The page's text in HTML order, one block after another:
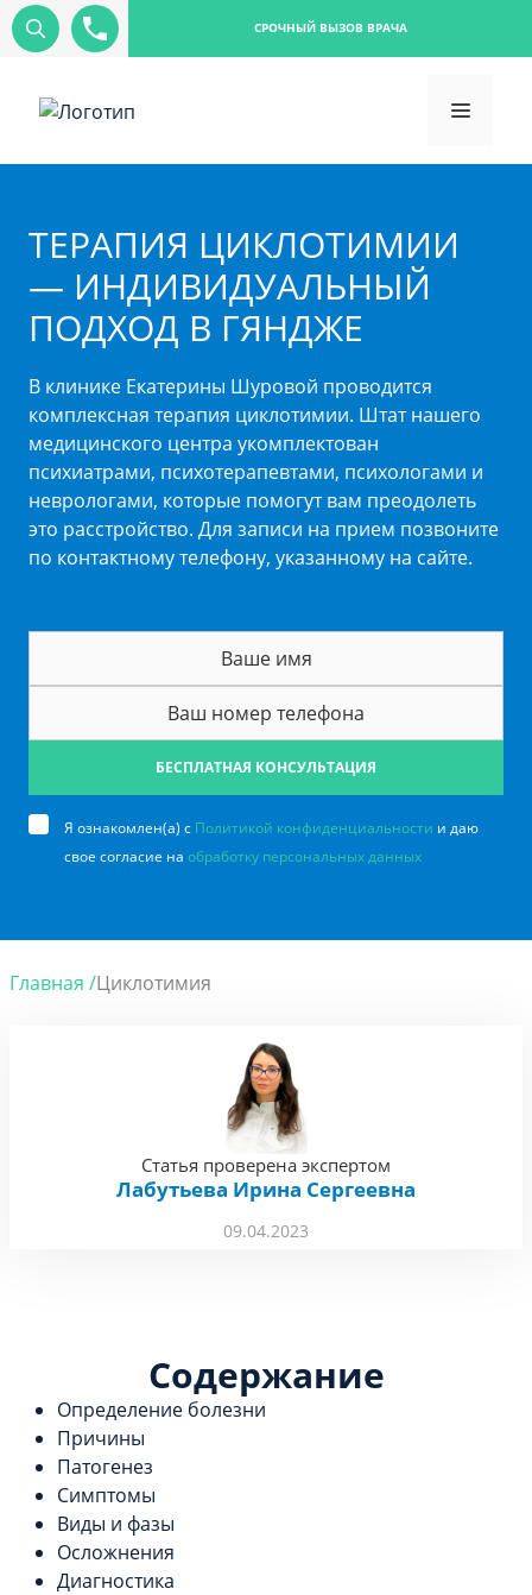
СРОЧНЫЙ ВЫЗОВ ВРАЧА
ТЕРАПИЯ ЦИКЛОТИМИИ
— ИНДИВИДУАЛЬНЫЙ
ПОДХОД В ГЯНДЖЕ
В клинике Екатерины Шуровой проводится
комплексная терапия циклотимии. Штат нашего
медицинского центра укомплектован
психиатрами, психотерапевтами, психологами и
неврологами, которые помогут вам преодолеть
это расстройство. Для записи на прием позвоните
по контактному телефону, указанному на сайте.
БЕСПЛАТНАЯ КОНСУЛЬТАЦИЯ
Я ознакомлен(а) с Политикой конфиденциальности и даю
свое согласие на обработку персональных данных
Главная /Циклотимия
09.04.2023
Статья проверена экспертом
Лабутьева Ирина Сергеевна
Содержание
Определение болезни
Причины
Патогенез
Симптомы
Виды и фазы
Осложнения
Диагностика